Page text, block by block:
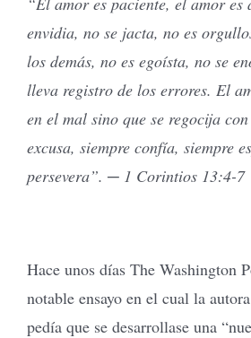
envidia, no se jacta, no es
los demás, no es egoísta, no se
lleva registro de los errores. El
en el mal sino que se regocija
excusa, siempre confía, siempre
persevera”. ─ 1 Corintios 13:4-7
Hace unos días The Washington
notable ensayo en el cual la
pedía que se desarrollase una